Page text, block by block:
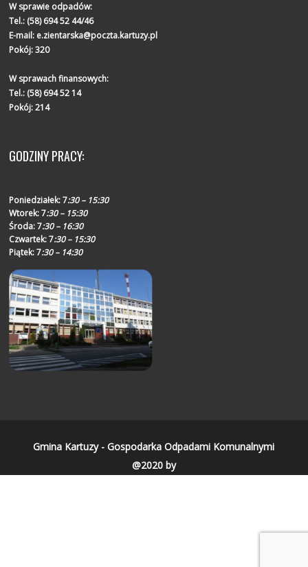
W sprawie odpadów:
Tel.: (58) 694 52 44/46
E-mail: e.zientarska@poczta.kartuzy.pl
Pokój: 320
W sprawach finansowych:
Tel.: (58) 694 52 14
Pokój: 214
GODZINY PRACY:
Poniedziałek:7:30 – 15:30
Wtorek:7:30 – 15:30
Środa:7:30 – 16:30
Czwartek:7:30 – 15:30
Piątek:7:30 – 14:30
Gmina Kartuzy - Gospodarka Odpadami Komunalnymi
@2020 by